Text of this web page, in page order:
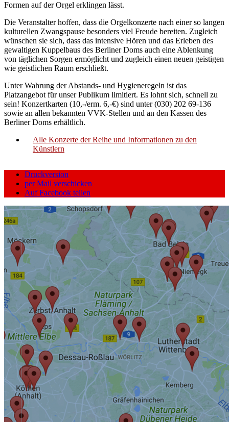
Formen auf der Orgel erklingen lässt.
Die Veranstalter hoffen, dass die Orgelkonzerte nach einer so langen
kulturellen Zwangspause besonders viel Freude bereiten. Zugleich
wünschen sie sich, dass das intensive Hören und das Erleben des
gewaltigen Kuppelbaus des Berliner Doms auch eine Ablenkung
von täglichen Sorgen ermöglicht und zugleich einen neuen geistigen
wie geistlichen Raum erschließt.
Unter Wahrung der Abstands- und Hygieneregeln ist das
Platzangebot für unser Publikum limitiert. Es lohnt sich, schnell zu
sein! Konzertkarten (10,-/erm. 6,-€) sind unter (030) 202 69-136
sowie an allen bekannten VVK-Stellen und an den Kassen des
Berliner Doms erhältlich.
Alle Konzerte der Reihe und Informationen zu den
Künstlern
Druckversion
per Mail verschicken
Auf Facebook teilen